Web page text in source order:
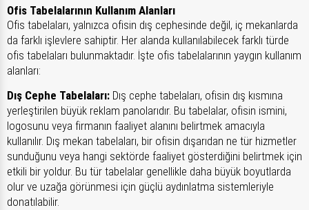
Ofis Tabelalarının Kullanım Alanları
Ofis tabelaları, yalnızca ofisin dış cephesinde değil, iç mekanlarda
da farklı işlevlere sahiptir. Her alanda kullanılabilecek farklı türde
ofis tabelaları bulunmaktadır. İşte ofis tabelalarının yaygın kullanım
alanları:
Dış Cephe Tabelaları: Dış cephe tabelaları, ofisin dış kısmına
yerleştirilen büyük reklam panolarıdır. Bu tabelalar, ofisin ismini,
logosunu veya firmanın faaliyet alanını belirtmek amacıyla
kullanılır. Dış mekan tabelaları, bir ofisin dışarıdan ne tür hizmetler
sunduğunu veya hangi sektörde faaliyet gösterdiğini belirtmek için
etkili bir yoldur. Bu tür tabelalar genellikle daha büyük boyutlarda
olur ve uzağa görünmesi için güçlü aydınlatma sistemleriyle
donatılabilir.